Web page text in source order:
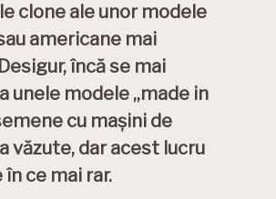
clone ale unor modele
americane mai
încă se mai
unele modele „made in
cu mașini de
văzute, dar acest lucru
ce mai rar.